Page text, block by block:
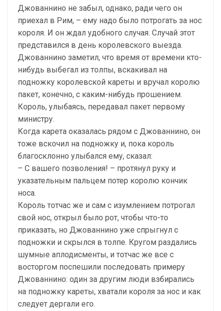
Джованнино не забыл, однако, ради чего он
приехал в Рим, – ему надо было потрогать за нос
короля. И он ждал удобного случая. Случай этот
представился в день королевского выезда.
Джованнино заметил, что время от времени кто-
нибудь выбегал из толпы, вскакивал на
подножку королевской кареты и вручал королю
пакет, конечно, с каким-нибудь прошением.
Король, улыбаясь, передавал пакет первому
министру.
Когда карета оказалась рядом с Джованнино, он
тоже вскочил на подножку и, пока король
благосклонно улыбался ему, сказал:
– С вашего позволения! – протянул руку и
указательным пальцем потер королю кончик
носа.
Король тотчас же и сам с изумлением потрогал
свой нос, открыл было рот, чтобы что-то
приказать, но Джованнино уже спрыгнул с
подножки и скрылся в толпе. Кругом раздались
шумные аплодисменты, и тотчас же все с
восторгом поспешили последовать примеру
Джованнино: один за другим люди взбирались
на подножку кареты, хватали короля за нос и как
следует дергали его.